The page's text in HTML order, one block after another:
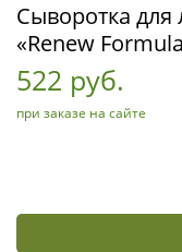
Сыворотка для
«Renew
522 руб.
при заказе на сайте